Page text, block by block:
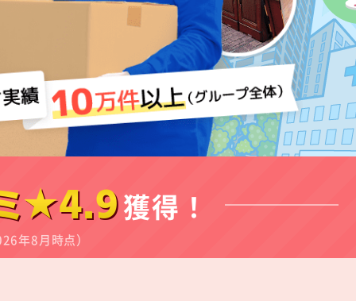
★4.9獲得！
年8月時点）